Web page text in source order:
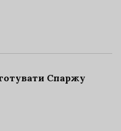
Спаржу